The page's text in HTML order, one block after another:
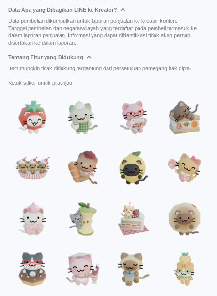
Data Apa yang Dibagikan LINE ke Kreator?
Data pembelian dikumpulkan untuk laporan penjualan ke kreator konten.
Tanggal pembelian dan negara/wilayah yang terdaftar pada pembeli termasuk ke
dalam laporan penjualan. Informasi yang dapat diidentifikasi tidak akan pernah
disertakan ke dalam laporan.
Tentang Fitur yang Didukung
Item mungkin tidak didukung tergantung dari persetujuan pemegang hak cipta.
Ketuk stiker untuk pratinjau.